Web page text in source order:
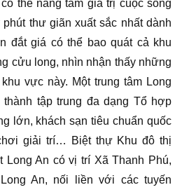
thể nâng tầm giá trị cuộc sống
thư giãn xuất sắc nhất dành
đắt giá có thể bao quát cả khu
cửu long, nhìn nhận thấy những
vực này. Một trung tâm Long
tập trung đa dạng Tổ hợp
lớn, khách sạn tiêu chuẩn quốc
giải trí… Biệt thự Khu đô thị
Long An có vị trí Xã Thanh Phú,
An, nối liền với các tuyến